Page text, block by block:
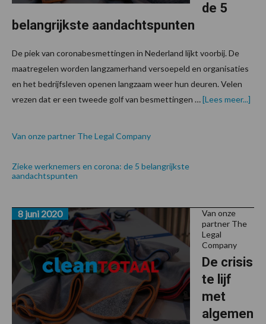
de 5
belangrijkste aandachtspunten
De piek van coronabesmettingen in Nederland lijkt voorbij. De
maatregelen worden langzamerhand versoepeld en organisaties
en het bedrijfsleven openen langzaam weer hun deuren. Velen
vrezen dat er een tweede golf van besmettingen …[Lees meer...]
Van onze partner The Legal Company
Zieke werknemers en corona: de 5 belangrijkste
aandachtspunten
Van onze
partner The
Legal
Company
De crisis
te lijf
met
algemen
8 juni 2020